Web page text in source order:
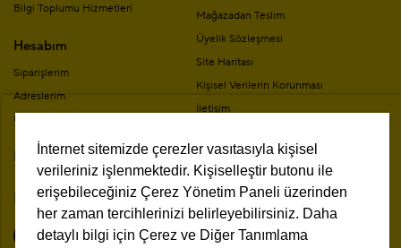
Bilgi Toplumu Hizmetleri
Hesabım
Siparişlerim
Adreslerim
Üyelik Bilgilerim
Mağazalar
Mağazadan Teslim
Üyelik Sözleşmesi
Site Haritası
Kişisel Verilerin Korunması
İletişim
Kampanya Koşulları
Bizi Takip Edin
İnternet sitemizde çerezler vasıtasıyla kişisel
verileriniz işlenmektedir. Kişiselleştir butonu ile
erişebileceğiniz Çerez Yönetim Paneli üzerinden
her zaman tercihlerinizi belirleyebilirsiniz. Daha
detaylı bilgi için Çerez ve Diğer Tanımlama